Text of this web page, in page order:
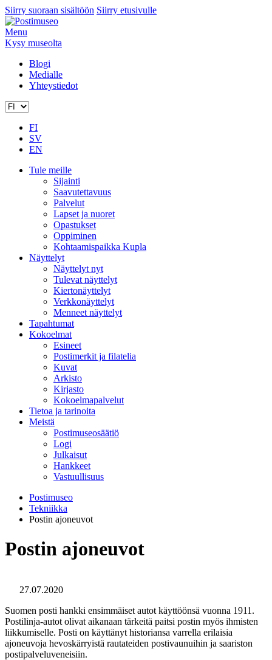
Siirry suoraan sisältöön Siirry etusivulle
Menu
Kysy museolta
Blogi
Medialle
Yhteystiedot
FI
SV
EN
Tule meille
Sijainti
Saavutettavuus
Palvelut
Lapset ja nuoret
Opastukset
Oppiminen
Kohtaamispaikka Kupla
Näyttelyt
Näyttelyt nyt
Tulevat näyttelyt
Kiertonäyttelyt
Verkkonäyttelyt
Menneet näyttelyt
Tapahtumat
Kokoelmat
Esineet
Postimerkit ja filatelia
Kuvat
Arkisto
Kirjasto
Kokoelmapalvelut
Tietoa ja tarinoita
Meistä
Postimuseosäätiö
Logi
Julkaisut
Hankkeet
Vastuullisuus
Postimuseo
Tekniikka
Postin ajoneuvot
Postin ajoneuvot
27.07.2020
Suomen posti hankki ensimmäiset autot käyttöönsä vuonna 1911.
Postilinja-autot olivat aikanaan tärkeitä paitsi postin myös ihmisten
liikkumiselle. Posti on käyttänyt historiansa varrella erilaisia
ajoneuvoja hevoskärryistä rautateiden postivaunuihin ja saariston
postipalveluveneisiin.